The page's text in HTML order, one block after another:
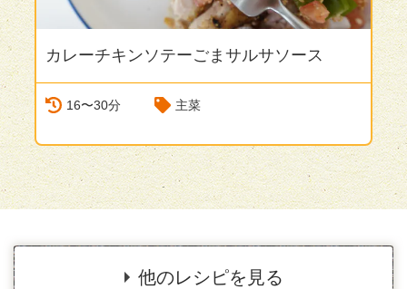
カレーチキンソテーごまサルサソース
16〜30分 主菜
他のレシピを見る